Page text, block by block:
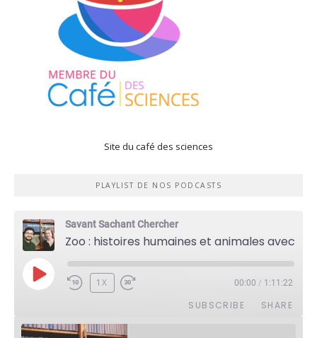
Site du café des sciences
PLAYLIST DE NOS PODCASTS
Savant Sachant Chercher
PLAY
EPISODE
1X 00:00 / 1:11:22
SUBSCRIBE SHARE